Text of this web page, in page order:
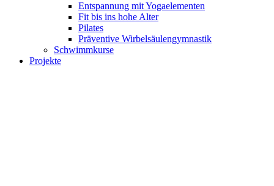
Entspannung mit Yogaelementen
Fit bis ins hohe Alter
Pilates
Präventive Wirbelsäulengymnastik
Schwimmkurse
Projekte